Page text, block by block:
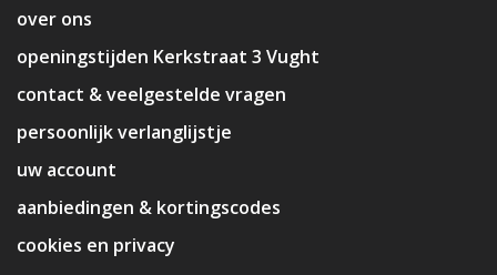
over ons
openingstijden Kerkstraat 3 Vught
contact & veelgestelde vragen
persoonlijk verlanglijstje
uw account
aanbiedingen & kortingscodes
cookies en privacy